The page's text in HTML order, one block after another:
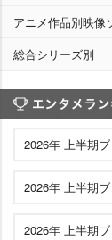
アニメ作品別映像
総合シリーズ別
2026年 上半期
2026年 上半期
2026年 上半期